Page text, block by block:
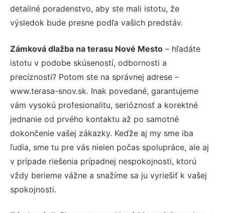
detailné poradenstvo, aby ste mali istotu, že
výsledok bude presne podľa vašich predstáv.
Zámková dlažba na terasu Nové Mesto – hľadáte
istotu v podobe skúseností, odbornosti a
precíznosti? Potom ste na správnej adrese –
www.terasa-snov.sk. Inak povedané, garantujeme
vám vysokú profesionalitu, serióznosť a korektné
jednanie od prvého kontaktu až po samotné
dokončenie vašej zákazky. Keďže aj my sme iba
ľudia, sme tu pre vás nielen počas spolupráce, ale aj
v prípade riešenia prípadnej nespokojnosti, ktorú
vždy berieme vážne a snažíme sa ju vyriešiť k vašej
spokojnosti.